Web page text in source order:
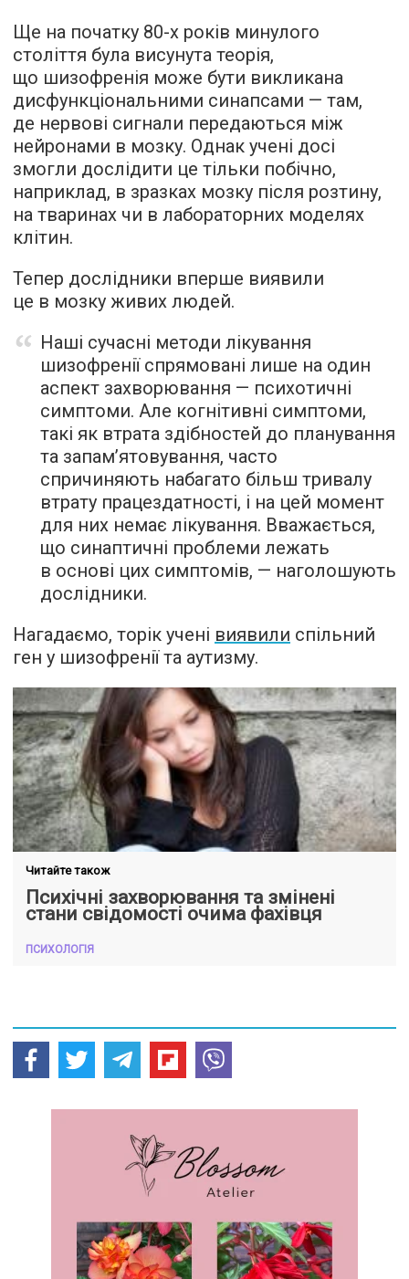
Ще на початку 80-х років минулого
століття була висунута теорія,
що шизофренія може бути викликана
дисфункціональними синапсами — там,
де нервові сигнали передаються між
нейронами в мозку. Однак учені досі
змогли дослідити це тільки побічно,
наприклад, в зразках мозку після розтину,
на тваринах чи в лабораторних моделях
клітин.
Тепер дослідники вперше виявили
це в мозку живих людей.
Наші сучасні методи лікування
шизофренії спрямовані лише на один
аспект захворювання — психотичні
симптоми. Але когнітивні симптоми,
такі як втрата здібностей до планування
та запам’ятовування, часто
спричиняють набагато більш тривалу
втрату працездатності, і на цей момент
для них немає лікування. Вважається,
що синаптичні проблеми лежать
в основі цих симптомів, — наголошують
дослідники.
Нагадаємо, торік учені виявили спільний
ген у шизофренії та аутизму.
Читайте також
Психічні захворювання та змінені
стани свідомості очима фахівця
ПСИХОЛОГІЯ